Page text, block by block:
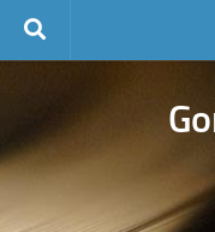
Skip to content